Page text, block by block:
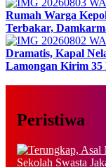
Rumah Warga
Terbakar,
Dramatis, Kapal
Lamongan Kirim
Peristiwa